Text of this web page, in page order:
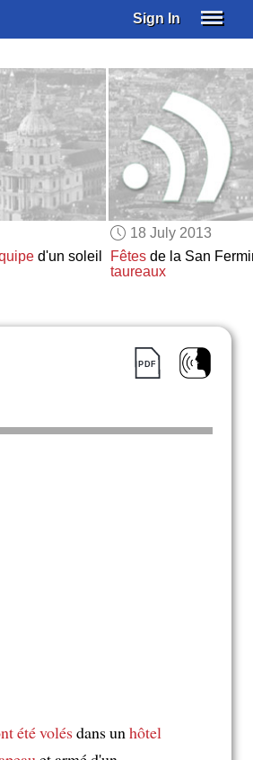
Sign In
d'un soleil
18 July 2013
Fêtesde la San
taureaux
été volésdans unhôtel